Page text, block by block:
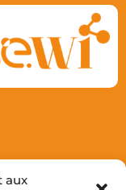
aux